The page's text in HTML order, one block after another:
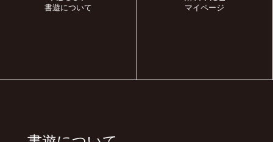
書遊について マイページ